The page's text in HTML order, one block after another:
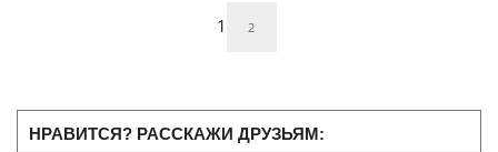
1 2
НРАВИТСЯ? РАССКАЖИ ДРУЗЬЯМ: